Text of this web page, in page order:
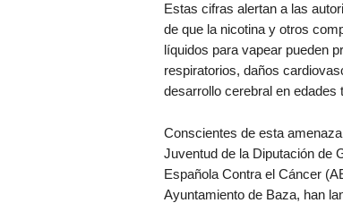
Estas cifras alertan a las
de que la nicotina y otros
líquidos para vapear pueden
respiratorios, daños
desarrollo cerebral en edades
Conscientes de esta
Juventud de la Diputación de
Española Contra el Cáncer
Ayuntamiento de Baza, han